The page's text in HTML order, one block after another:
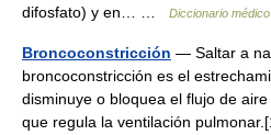
difosfato) y en… …
Diccionario médico
Broncoconstricción — Saltar a
broncoconstricción es el
disminuye o bloquea el flujo de
que regula la ventilación